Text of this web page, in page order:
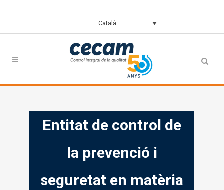
Català
Entitat de control de
la prevenció i
seguretat en matèria